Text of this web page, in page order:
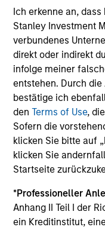
Ich erkenne an,
Stanley Investment
verbundenes
direkt oder indirekt
infolge meiner
entstehen. Durch
bestätige ich
denTerms of Use,
Sofern die
klicken Sie bitte auf
klicken Sie
Startseite
*Professioneller
Anhang II Teil I der
ein Kreditinstitut,
The information on
purposes only. The
not constitute and
offering of advisory
solicitation of an
jurisdiction in which
purchase or sale
securities,
All investing
Please refer to the
information on the
considerations.